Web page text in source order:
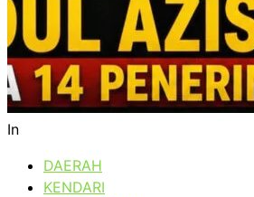
In
DAERAH
KENDARI